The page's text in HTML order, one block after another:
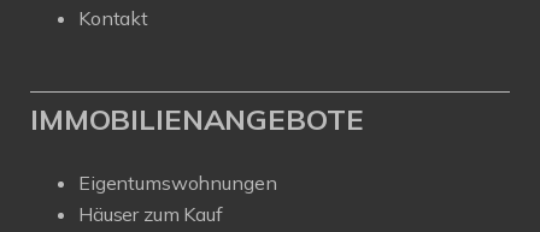
Kontakt
IMMOBILIENANGEBOTE
Eigentumswohnungen
Häuser zum Kauf